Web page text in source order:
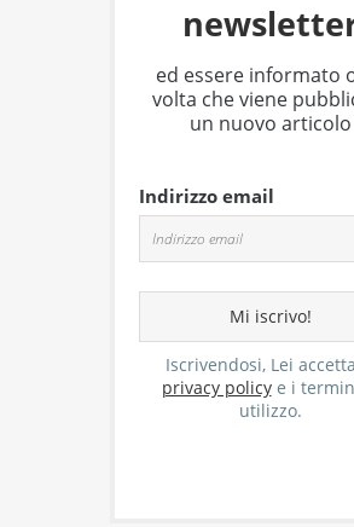
ed essere informato
volta che viene
un nuovo articolo
Indirizzo email
Iscrivendosi, Lei
privacy policye i
utilizzo.